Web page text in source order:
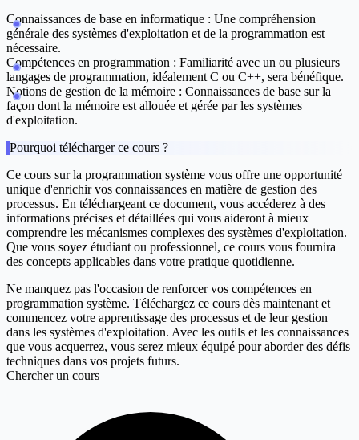
Connaissances de base en informatique : Une compréhension
générale des systèmes d'exploitation et de la programmation est
nécessaire.
Compétences en programmation : Familiarité avec un ou plusieurs
langages de programmation, idéalement C ou C++, sera bénéfique.
Notions de gestion de la mémoire : Connaissances de base sur la
façon dont la mémoire est allouée et gérée par les systèmes
d'exploitation.
Pourquoi télécharger ce cours ?
Ce cours sur la programmation système vous offre une opportunité
unique d'enrichir vos connaissances en matière de gestion des
processus. En téléchargeant ce document, vous accéderez à des
informations précises et détaillées qui vous aideront à mieux
comprendre les mécanismes complexes des systèmes d'exploitation.
Que vous soyez étudiant ou professionnel, ce cours vous fournira
des concepts applicables dans votre pratique quotidienne.
Ne manquez pas l'occasion de renforcer vos compétences en
programmation système. Téléchargez ce cours dès maintenant et
commencez votre apprentissage des processus et de leur gestion
dans les systèmes d'exploitation. Avec les outils et les connaissances
que vous acquerrez, vous serez mieux équipé pour aborder des défis
techniques dans vos projets futurs.
Chercher un cours